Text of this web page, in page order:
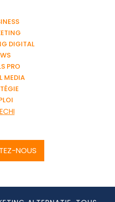
DIGITAL
PRO
MEDIA
NOUS